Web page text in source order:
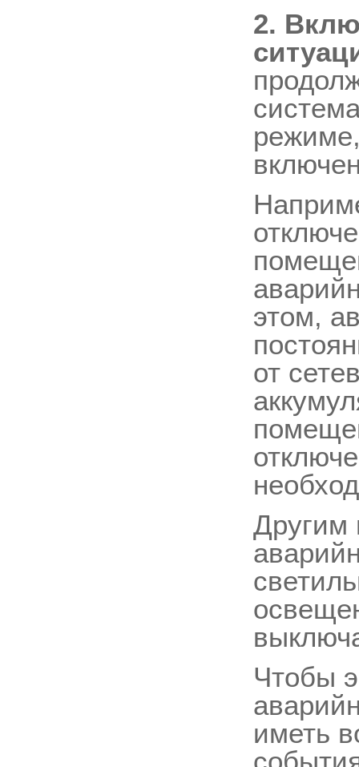
2.
этом,
от
Другим
Чтобы
иметь